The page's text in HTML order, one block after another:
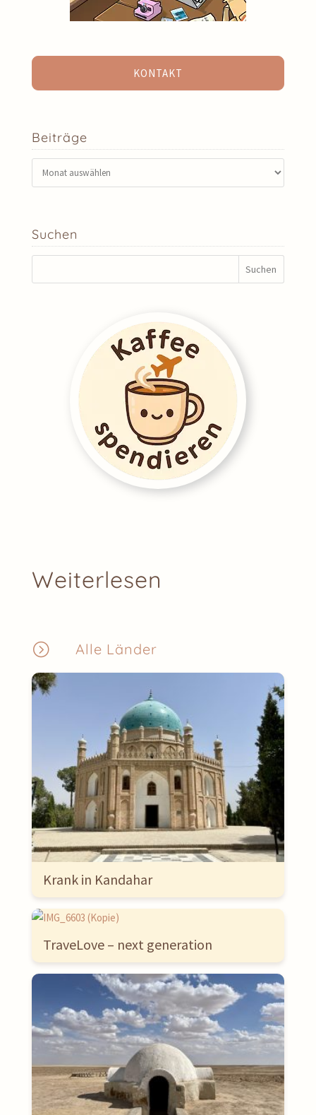
KONTAKT
Beiträge
Beiträge
Suchen
Weiterlesen
= Alle Länder
Krank in Kandahar
TraveLove – next generation